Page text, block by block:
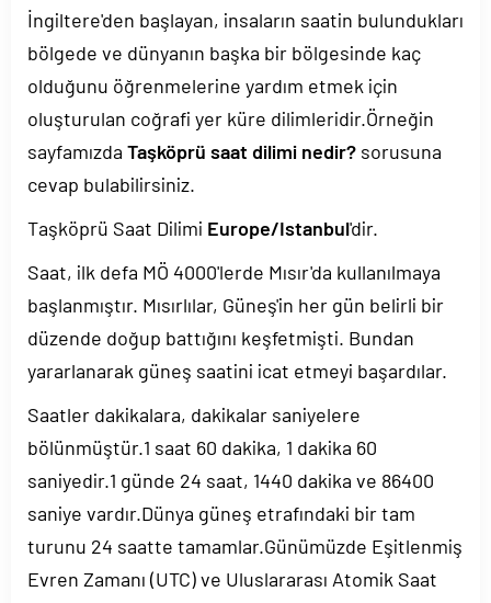
İngiltere'den başlayan, insaların saatin bulundukları
bölgede ve dünyanın başka bir bölgesinde kaç
olduğunu öğrenmelerine yardım etmek için
oluşturulan coğrafi yer küre dilimleridir.Örneğin
sayfamızda Taşköprü saat dilimi nedir? sorusuna
cevap bulabilirsiniz.
Taşköprü Saat Dilimi Europe/Istanbul'dir.
Saat, ilk defa MÖ 4000'lerde Mısır'da kullanılmaya
başlanmıştır. Mısırlılar, Güneş'in her gün belirli bir
düzende doğup battığını keşfetmişti. Bundan
yararlanarak güneş saatini icat etmeyi başardılar.
Saatler dakikalara, dakikalar saniyelere
bölünmüştür.1 saat 60 dakika, 1 dakika 60
saniyedir.1 günde 24 saat, 1440 dakika ve 86400
saniye vardır.Dünya güneş etrafındaki bir tam
turunu 24 saatte tamamlar.Günümüzde Eşitlenmiş
Evren Zamanı (UTC) ve Uluslararası Atomik Saat